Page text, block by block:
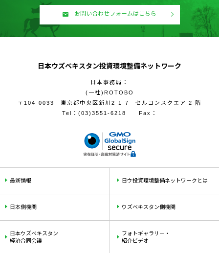
お問い合わせフォームはこちら
日本ウズベキスタン投資環境整備ネットワーク
日本事務局：
(一社)ROTOBO
〒104-0033 東京都中央区新川2-1-7 セルコンスクエア 2 階
Tel： (03)3551-6218 Fax：
最新情報 日ウ投資環境整備ネットワークとは
日本側機関 ウズベキスタン側機関
日本ウズベキスタン
経済合同会議
フォトギャラリー・
紹介ビデオ